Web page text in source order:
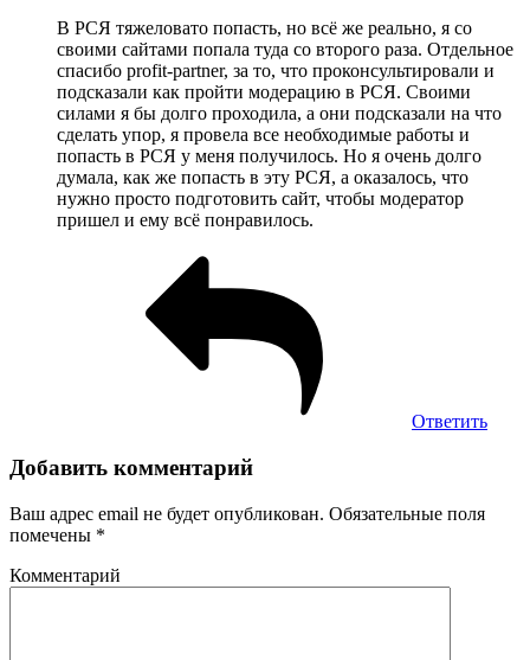
В РСЯ тяжеловато попасть, но всё же реально, я со
своими сайтами попала туда со второго раза. Отдельное
спасибо profit-partner, за то, что проконсультировали и
подсказали как пройти модерацию в РСЯ. Своими
силами я бы долго проходила, а они подсказали на что
сделать упор, я провела все необходимые работы и
попасть в РСЯ у меня получилось. Но я очень долго
думала, как же попасть в эту РСЯ, а оказалось, что
нужно просто подготовить сайт, чтобы модератор
пришел и ему всё понравилось.
Ответить
Добавить комментарий
Ваш адрес email не будет опубликован. Обязательные поля
помечены *
Комментарий